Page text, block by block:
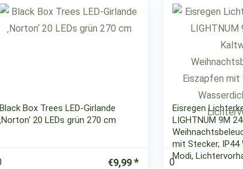
Black Box Trees LED-Girlande
‚Norton‘ 20 LEDs grün 270 cm
€9,99
Eisregen
LIGHTNUM 9M
mit Stecker, IP44
Modi,
0